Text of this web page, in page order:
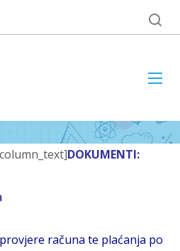
DOKUMENTI:
računa te plaćanja po